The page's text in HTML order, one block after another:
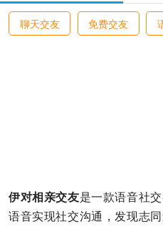
聊天交友 免费交友
伊对相亲交友是一款语音社
语音实现社交沟通，发现志